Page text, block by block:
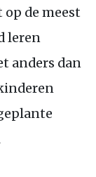
de meest
leren
anders dan